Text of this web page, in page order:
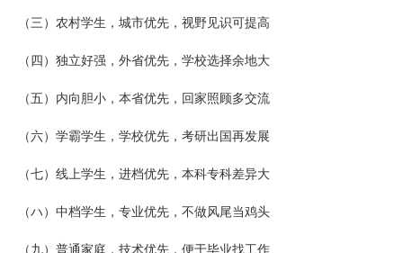
（三）农村学生，城市优先，视野见识可提高
（四）独立好强，外省优先，学校选择余地大
（五）内向胆小，本省优先，回家照顾多交流
（六）学霸学生，学校优先，考研出国再发展
（七）线上学生，进档优先，本科专科差异大
（ハ）中档学生，专业优先，不做风尾当鸡头
（九）普通家庭，技术优先，便于毕业找工作